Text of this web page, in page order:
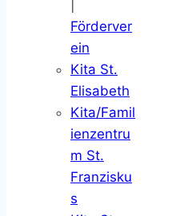
Förderver
ein
Kita St.
Elisabeth
Kita/Famil
ienzentru
m St.
Franzisku
s